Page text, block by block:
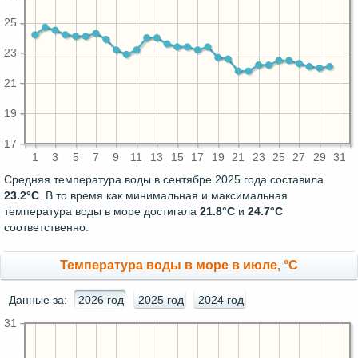
1 3 5 7 9 11 13 15 17 19 21 23 25 27 29 31
17
19
21
23
25
Средняя температура воды в сентябре 2025 года составила
23.2°C. В то время как минимальная и максимальная
температура воды в море достигала 21.8°C и 24.7°C
соответственно.
Температура воды в море в июле, °C
Данные за: 2026 год 2025 год 2024 год
31